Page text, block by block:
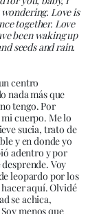
Love is
together. Love
been waking up
seeds and rain.
centro
nada más que
tengo. Por
cuerpo. Me lo
sucia, trato de
y en donde yo
adentro y por
Voy
leopardo por los
hacer aquí. Olvidé
se achica,
menos que